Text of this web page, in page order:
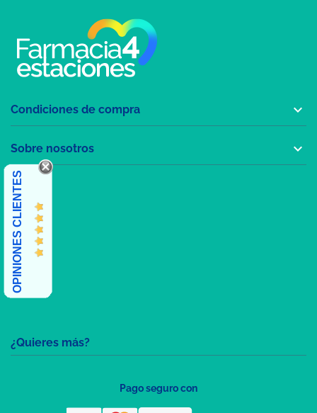
¿Quieres más?
Condiciones de compra 
Sobre nosotros 
OPINIONES CLIENTES
Pago seguro con